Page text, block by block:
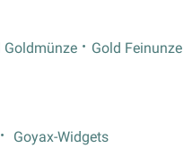
Goldmünze
Gold Feinunze
Goyax-Widgets